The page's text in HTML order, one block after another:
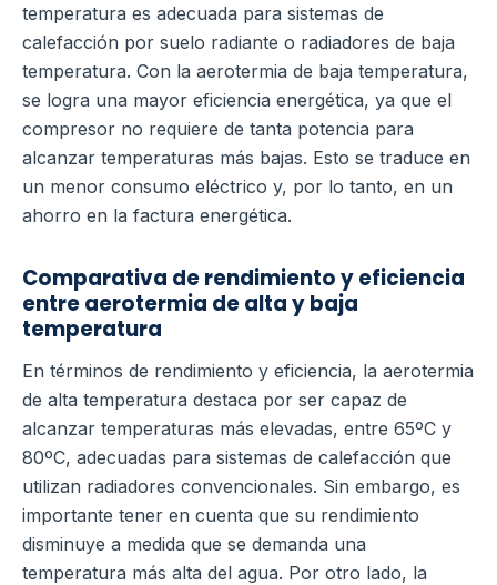
temperatura es adecuada para sistemas de
calefacción por suelo radiante o radiadores de baja
temperatura. Con la aerotermia de baja temperatura,
se logra una mayor eficiencia energética, ya que el
compresor no requiere de tanta potencia para
alcanzar temperaturas más bajas. Esto se traduce en
un menor consumo eléctrico y, por lo tanto, en un
ahorro en la factura energética.
Comparativa de rendimiento y eficiencia
entre aerotermia de alta y baja
temperatura
En términos de rendimiento y eficiencia, la aerotermia
de alta temperatura destaca por ser capaz de
alcanzar temperaturas más elevadas, entre 65ºC y
80ºC, adecuadas para sistemas de calefacción que
utilizan radiadores convencionales. Sin embargo, es
importante tener en cuenta que su rendimiento
disminuye a medida que se demanda una
temperatura más alta del agua. Por otro lado, la